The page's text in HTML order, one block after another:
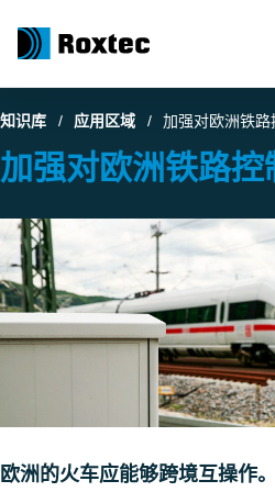
知识库 应用区域 加强对欧洲铁
加强对欧洲铁路控
欧洲的火车应能够跨境互操作